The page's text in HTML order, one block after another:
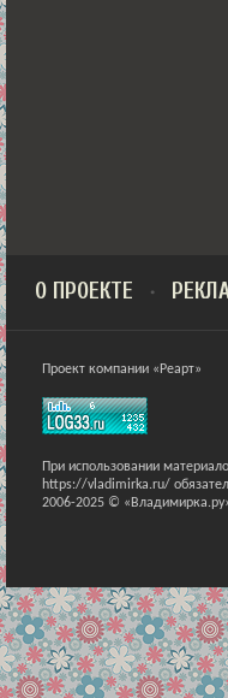
О ПРОЕКТЕ
Проект компании «Реарт»
При использовании
https://vladimirka.ru/
2006-2025 ©